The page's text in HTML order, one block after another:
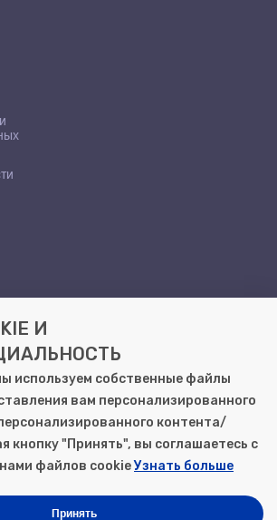
10А
магазинов в Саратове
И
используем собственные файлы
вам персонализированного
контента/
кнопку "Принять", вы соглашаетесь с
файлов cookieУзнать больше
Принять